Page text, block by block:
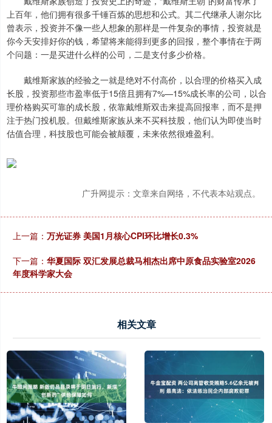
上百年，他们拥有很多千锤百炼的思想和公式。其二代继承人谢尔比
曾表示，投资并不像一些人想象的那样是一件复杂的事情，投资就是
你今天安排好你的钱，希望将来能得到更多的回报，整个事情在于两
个问题：一是买进什么样的公司，二是支付多少价格。
戴维斯家族的经验之一就是绝对不付高价，以合理的价格买入成
长股，投资那些市盈率低于15倍且拥有7%—15%成长率的公司，以合
理价格购买可靠的成长股，依靠戴维斯双击来提高回报率，而不是押
注于热门投机股。但戴维斯家族从来不买科技股，他们认为即使当时
估值合理，科技股也可能会被颠覆，未来依然很难盈利。
广升网提示：文章来自网络，不代表本站观点。
上一篇： 万光证券 美国1月核心CPI环比增长0.3%
下一篇： 华夏国际 双汇发展总裁马相杰出席中原食品实验室2026
年度科学家大会
相关文章